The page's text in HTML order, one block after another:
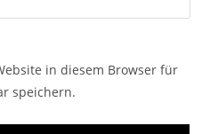
in diesem Browser für
speichern.